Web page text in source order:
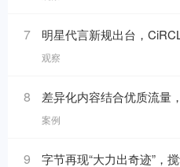
7 明星代言新规出台，CiRCLE
观察
8 差异化内容结合优质流量
案例
9 字节再现“大力出奇迹”，